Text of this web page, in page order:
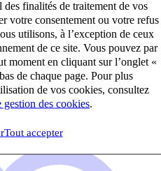
finalités de traitement de vos
votre consentement ou votre refus
utilisons, à l’exception de ceux
de ce site. Vous pouvez par
moment en cliquant sur l’onglet «
de chaque page. Pour plus
de vos cookies, consultez
des cookies
Tout accepter